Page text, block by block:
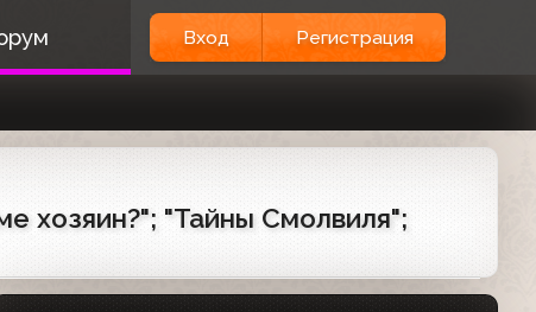
Вход Регистрация
хозяин?"; "Тайны Смолвиля";
Анонсы (СТС, 29.11.2006) Хорошие
шутки; "Настоящие мультфильмы";
"Папа на все руки"
02:05
Анонсы (СТС, 24.11.2006) Хорошие